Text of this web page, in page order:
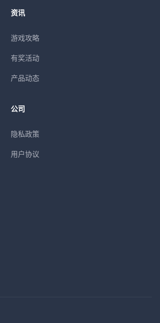
资讯
游戏攻略
有奖活动
产品动态
公司
隐私政策
用户协议